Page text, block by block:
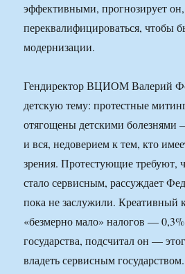
эффективными, прогнозирует он,
переквалифицироваться, чтобы
модернизации.
Гендиректор ВЦИОМ Валерий
детскую тему: протестные
отягощены детскими болезнями
и вся, недоверием к тем, кто
зрения. Протестующие требуют,
стало сервисным, рассуждает
пока не заслужили. Креативный
«безмерно мало» налогов — 0,3%
государства, подсчитал он —
владеть сервисным